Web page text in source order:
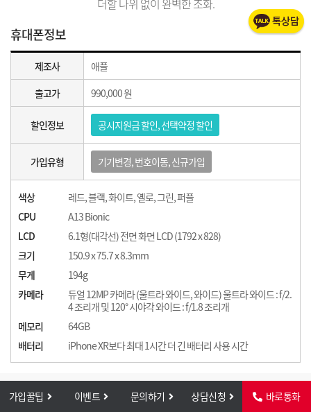
더할 나위 없이 완벽한 조화.
휴대폰정보
제조사
애플
출고가
990,000 원
할인정보 공시지원금 할인, 선택약정 할인
가입유형 기기변경, 번호이동, 신규가입
색상
레드, 블랙, 화이트, 옐로, 그린, 퍼플
CPU
A13 Bionic
LCD
6.1형(대각선) 전면 화면 LCD (1792 x 828)
크기
150.9 x 75.7 x 8.3mm
무게
194g
카메라
듀얼 12MP 카메라 (울트라 와이드, 와이드) 울트라 와이드 : f/2.
4 조리개 및 120° 시야각 와이드 : f/1.8 조리개
메모리
64GB
배터리
iPhone XR보다 최대 1시간 더 긴 배터리 사용 시간
가입꿀팁 이벤트 문의하기 상담신청 바로통화